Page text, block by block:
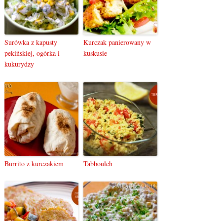
Surówka z kapusty
pekińskiej, ogórka i
kukurydzy
Kurczak panierowany w
kuskusie
Burrito z kurczakiem Tabbouleh